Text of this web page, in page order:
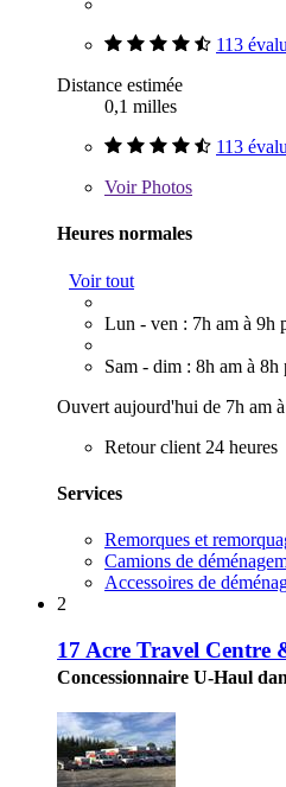
113
Distance estimée
0,1 milles
113
VoirPhotos
Heures normales
Voir tout
Lun - ven : 7h am à 9h
Sam - dim : 8h am à 8h
Ouvert aujourd'hui de 7h am
Retour client 24 heures
Services
Remorques et
Camions de
Accessoires de
2
17 Acre Travel Centre
Concessionnaire U-Haul